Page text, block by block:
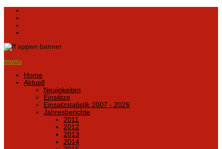
menu
Home
Aktuell
Neuigkeiten
Einsätze
Einsatzstatistik 2007 - 2026
Jahresberichte
2011
2012
2013
2014